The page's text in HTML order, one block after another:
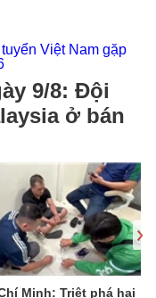
9/8: Đội
ở bán
Minh: Triệt phá hai